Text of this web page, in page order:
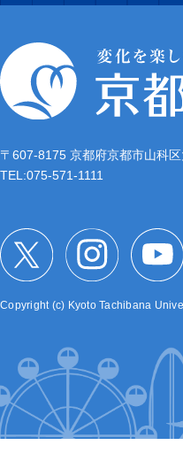
〒607-8175 京都府京都市山科
TEL:075-571-1111
Copyright (c) Kyoto Tachibana